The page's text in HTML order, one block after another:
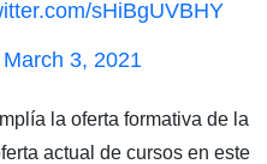
sHiBgUVBHY
March 3, 2021
la oferta formativa de la
actual de cursos en este